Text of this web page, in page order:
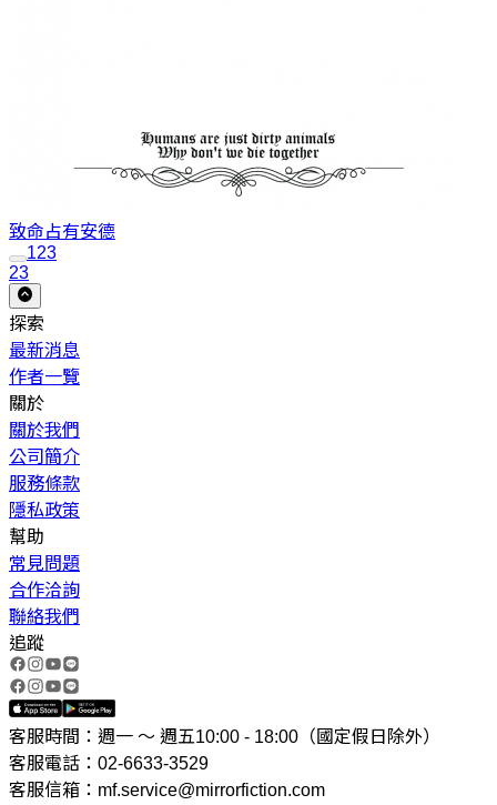
致命占有安德
123
23
探索
最新消息
作者一覽
關於
關於我們
公司簡介
服務條款
隱私政策
幫助
常見問題
合作洽詢
聯絡我們
追蹤
客服時間：週一 ～ 週五10:00 - 18:00（國定假日除外）
客服電話：02-6633-3529
客服信箱：mf.service@mirrorfiction.com